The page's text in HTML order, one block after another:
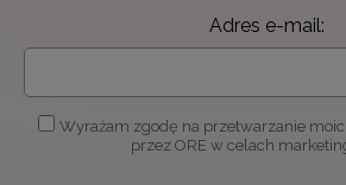
Adres e-mail:
Wyrażam zgodę na przetwarzanie
przez ORE w celach